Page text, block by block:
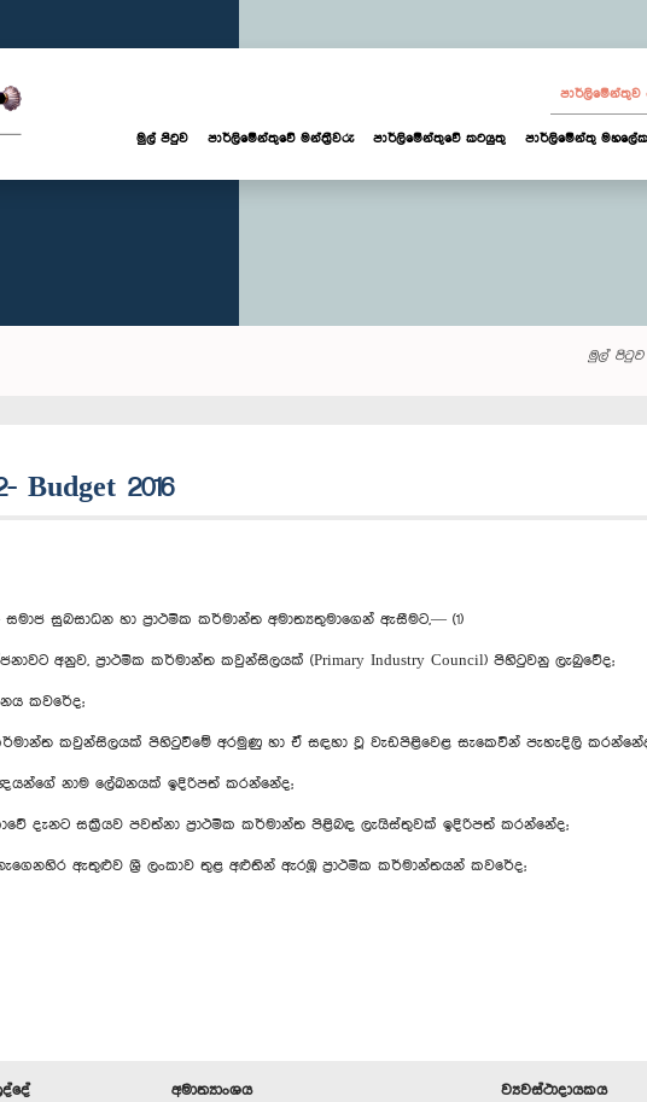
පාර්ලි‌මේන්තුව
මුල් පිටුව පාර්ලි‌මේන්තුවේ මන්ත්‍රීවරු පාර්ලිමේන්තුවේ කටයුතු පාර්ලිමේන්තු
මුල් පිටුව
Budget 2016
සුබසාධන හා ප්‍රාථමික කර්මාන්ත අමාත්‍යතුමාගෙන් ඇසීමට,— (1)
අනුව, ප්‍රාථමික කර්මාන්ත කවුන්සිලයක් (Primary Industry Council) පිහිටුවනු ලැබුවේද;
කවරේද;
කවුන්සිලයක් පිහිටුවීමේ අරමුණු හා ඒ සඳහා වූ වැඩපිළිවෙළ සැකෙවින් පැහැදිලි
නාම ලේඛනයක් ඉදිරිපත් කරන්නේද;
දැනට සක්‍රීයව පවත්නා ප්‍රාථමික කර්මාන්ත පිළිබඳ ලැයිස්තුවක් ඉදිරිපත් කරන්නේද;
ඇතුළුව ශ්‍රී ලංකාව තුළ අළුතින් ඇරඹූ ප්‍රාථමික කර්මාන්තයන් කවරේද;
අමාත්‍යාංශය
ව්‍යවස්ථාදායකය